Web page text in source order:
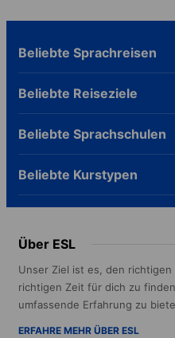
Beliebte Sprachreisen
Beliebte Reiseziele
Beliebte Sprachschulen
Beliebte Kurstypen
Über ESL
Unser Ziel ist es, den
richtigen Zeit für dich zu
umfassende Erfahrung zu
ERFAHRE MEHR ÜBER ESL